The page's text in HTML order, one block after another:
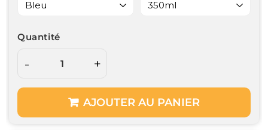
Quantité
- +
AJOUTER AU PANIER